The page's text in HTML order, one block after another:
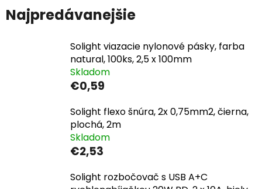
Najpredávanejšie
Solight viazacie nylonové pásky, farba
natural, 100ks, 2,5 x 100mm
Skladom
€0,59
Solight flexo šnúra, 2x 0,75mm2, čierna,
plochá, 2m
Skladom
€2,53
Solight rozbočovač s USB A+C